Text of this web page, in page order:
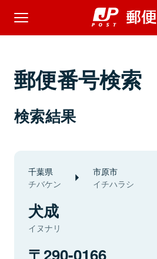
郵便番号検索
検索結果
千葉県
チバケン
市原市
イチハラシ
犬成
イヌナリ
290-0166